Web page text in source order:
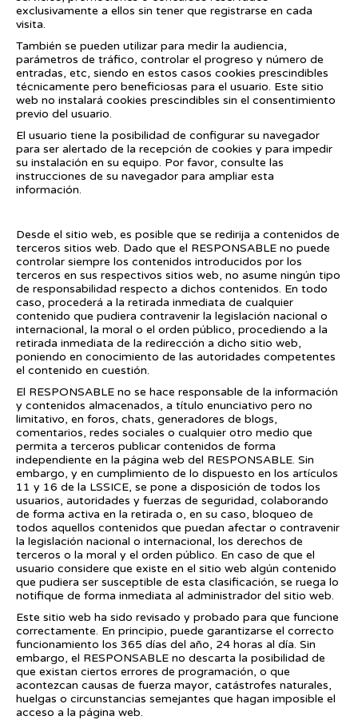
exclusivamente a ellos sin tener que registrarse en cada
visita.
También se pueden utilizar para medir la audiencia,
parámetros de tráfico, controlar el progreso y número de
entradas, etc, siendo en estos casos cookies prescindibles
técnicamente pero beneficiosas para el usuario. Este sitio
web no instalará cookies prescindibles sin el consentimiento
previo del usuario.
El usuario tiene la posibilidad de configurar su navegador
para ser alertado de la recepción de cookies y para impedir
su instalación en su equipo. Por favor, consulte las
instrucciones de su navegador para ampliar esta
información.
Desde el sitio web, es posible que se redirija a contenidos de
terceros sitios web. Dado que el RESPONSABLE no puede
controlar siempre los contenidos introducidos por los
terceros en sus respectivos sitios web, no asume ningún tipo
de responsabilidad respecto a dichos contenidos. En todo
caso, procederá a la retirada inmediata de cualquier
contenido que pudiera contravenir la legislación nacional o
internacional, la moral o el orden público, procediendo a la
retirada inmediata de la redirección a dicho sitio web,
poniendo en conocimiento de las autoridades competentes
el contenido en cuestión.
El RESPONSABLE no se hace responsable de la información
y contenidos almacenados, a título enunciativo pero no
limitativo, en foros, chats, generadores de blogs,
comentarios, redes sociales o cualquier otro medio que
permita a terceros publicar contenidos de forma
independiente en la página web del RESPONSABLE. Sin
embargo, y en cumplimiento de lo dispuesto en los artículos
11 y 16 de la LSSICE, se pone a disposición de todos los
usuarios, autoridades y fuerzas de seguridad, colaborando
de forma activa en la retirada o, en su caso, bloqueo de
todos aquellos contenidos que puedan afectar o contravenir
la legislación nacional o internacional, los derechos de
terceros o la moral y el orden público. En caso de que el
usuario considere que existe en el sitio web algún contenido
que pudiera ser susceptible de esta clasificación, se ruega lo
notifique de forma inmediata al administrador del sitio web.
Este sitio web ha sido revisado y probado para que funcione
correctamente. En principio, puede garantizarse el correcto
funcionamiento los 365 días del año, 24 horas al día. Sin
embargo, el RESPONSABLE no descarta la posibilidad de
que existan ciertos errores de programación, o que
acontezcan causas de fuerza mayor, catástrofes naturales,
huelgas o circunstancias semejantes que hagan imposible el
acceso a la página web.